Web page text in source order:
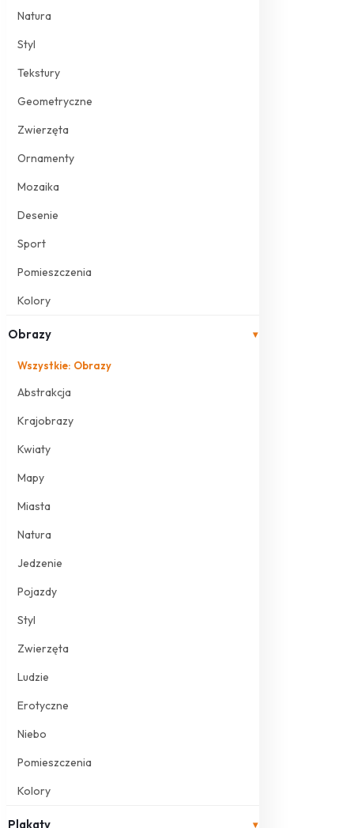
Natura
Styl
Tekstury
Geometryczne
Zwierzęta
Ornamenty
Mozaika
Desenie
Sport
Pomieszczenia
Kolory
Obrazy ▾
Wszystkie: Obrazy
Abstrakcja
Krajobrazy
Kwiaty
Mapy
Miasta
Natura
Jedzenie
Pojazdy
Styl
Zwierzęta
Ludzie
Erotyczne
Niebo
Pomieszczenia
Kolory
Plakaty ▾